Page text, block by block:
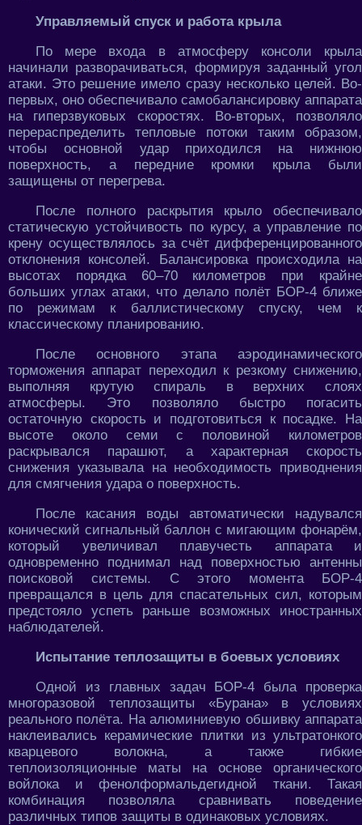
Управляемый спуск и работа крыла
По мере входа в атмосферу консоли крыла
начинали разворачиваться, формируя заданный угол
атаки. Это решение имело сразу несколько целей. Во-
первых, оно обеспечивало самобалансировку аппарата
на гиперзвуковых скоростях. Во-вторых, позволяло
перераспределить тепловые потоки таким образом,
чтобы основной удар приходился на нижнюю
поверхность, а передние кромки крыла были
защищены от перегрева.
После полного раскрытия крыло обеспечивало
статическую устойчивость по курсу, а управление по
крену осуществлялось за счёт дифференцированного
отклонения консолей. Балансировка происходила на
высотах порядка 60–70 километров при крайне
больших углах атаки, что делало полёт БОР-4 ближе
по режимам к баллистическому спуску, чем к
классическому планированию.
После основного этапа аэродинамического
торможения аппарат переходил к резкому снижению,
выполняя крутую спираль в верхних слоях
атмосферы. Это позволяло быстро погасить
остаточную скорость и подготовиться к посадке. На
высоте около семи с половиной километров
раскрывался парашют, а характерная скорость
снижения указывала на необходимость приводнения
для смягчения удара о поверхность.
После касания воды автоматически надувался
конический сигнальный баллон с мигающим фонарём,
который увеличивал плавучесть аппарата и
одновременно поднимал над поверхностью антенны
поисковой системы. С этого момента БОР-4
превращался в цель для спасательных сил, которым
предстояло успеть раньше возможных иностранных
наблюдателей.
Испытание теплозащиты в боевых условиях
Одной из главных задач БОР-4 была проверка
многоразовой теплозащиты «Бурана» в условиях
реального полёта. На алюминиевую обшивку аппарата
наклеивались керамические плитки из ультратонкого
кварцевого волокна, а также гибкие
теплоизоляционные маты на основе органического
войлока и фенолформальдегидной ткани. Такая
комбинация позволяла сравнивать поведение
различных типов защиты в одинаковых условиях.